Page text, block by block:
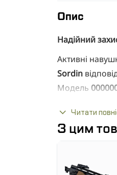
Опис
Надійний
Активні
Sordin
Модель
Конструкція
важливих
Особливості
Рівень
Читати
З цим